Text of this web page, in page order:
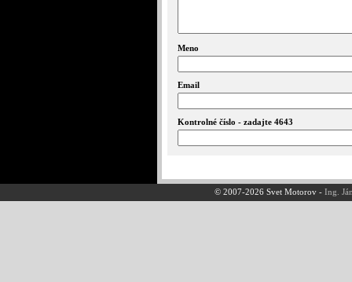
Meno
Email
Kontrolné číslo - zadajte 4643
© 2007-2026 Svet Motorov -Ing.